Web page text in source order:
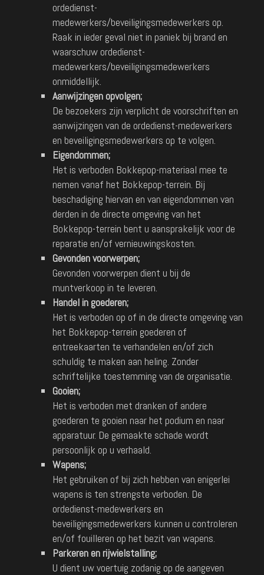
ordedienst-
medewerkers/beveiligingsmedewerkers op.
Raak in ieder geval niet in paniek bij brand en
waarschuw ordedienst-
medewerkers/beveiligingsmedewerkers
onmiddellijk.
Aanwijzingen opvolgen;
De bezoekers zijn verplicht de voorschriften en
aanwijzingen van de ordedienst-medewerkers
en beveiligingsmedewerkers op te volgen.
Eigendommen;
Het is verboden Bokkepop-materiaal mee te
nemen vanaf het Bokkepop-terrein. Bij
beschadiging hiervan en van eigendommen van
derden in de directe omgeving van het
Bokkepop-terrein bent u aansprakelijk voor de
reparatie en/of vernieuwingskosten.
Gevonden voorwerpen;
Gevonden voorwerpen dient u bij de
muntverkoop in te leveren.
Handel in goederen;
Het is verboden op of in de directe omgeving van
het Bokkepop-terrein goederen of
entreekaarten te verhandelen en/of zich
schuldig te maken aan heling. Zonder
schriftelijke toestemming van de organisatie.
Gooien;
Het is verboden met dranken of andere
goederen te gooien naar het podium en naar
apparatuur. De gemaakte schade wordt
persoonlijk op u verhaald.
Wapens;
Het gebruiken of bij zich hebben van enigerlei
wapens is ten strengste verboden. De
ordedienst-medewerkers en
beveiligingsmedewerkers kunnen u controleren
en/of fouilleren op het bezit van wapens.
Parkeren en rijwielstalling;
U dient uw voertuig zodanig op de aangeven